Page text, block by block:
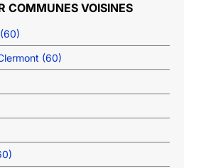
COMMUNES VOISINES
(60)